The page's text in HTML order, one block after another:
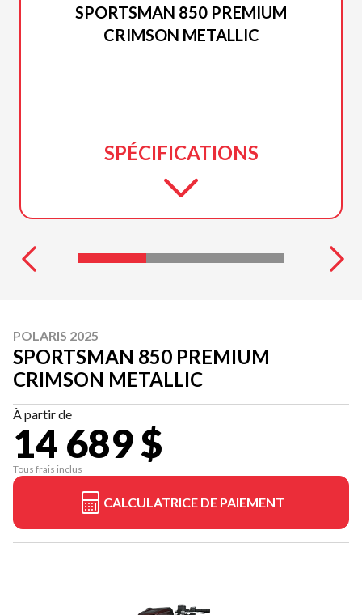
SPORTSMAN 850 PREMIUM
CRIMSON METALLIC
SPÉCIFICATIONS
POLARIS 2025
SPORTSMAN 850 PREMIUM
CRIMSON METALLIC
À partir de
14 689 $
Tous frais inclus
CALCULATRICE DE PAIEMENT